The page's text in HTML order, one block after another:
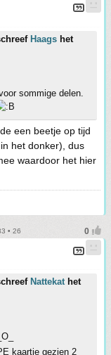
Haags het
sommige delen.
een beetje op tijd
het donker), dus
waardoor het hier
• 26
Nattekathet
kaartje gezien 2